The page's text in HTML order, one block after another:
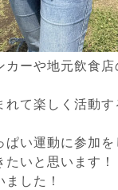
カーや地元飲食
れて楽しく活動
ぱい運動に参加
いと思います！
した！